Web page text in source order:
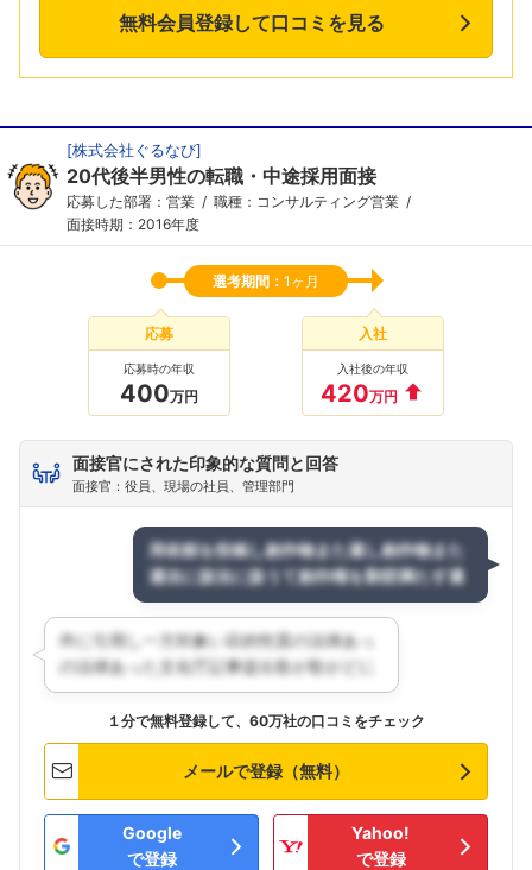
無料会員登録して口コミを見る
[株式会社ぐるなび]
20代後半男性の転職・中途採用面接
応募した部署：営業
職種：コンサルティング営業
面接時期：2016年度
選考期間： 1ヶ月
応募
応募時の年収
400万円
入社
入社後の年収
420万円
面接官にされた印象的な質問と回答
面接官：役員、現場の社員、管理部門
１分で無料登録して、60万社の口コミをチェック
メールで登録（無料）
Google
で登録
Yahoo!
で登録